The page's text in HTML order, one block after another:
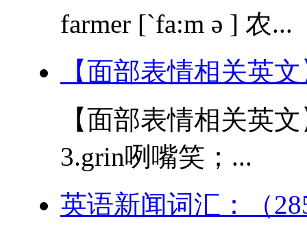
farmer [`fa:m ə ] 农...
【面部表情相关英
【面部表情相关英
3.grin咧嘴笑；...
英语新闻词汇：（